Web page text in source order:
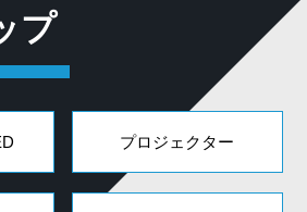
プ
プロジェクター